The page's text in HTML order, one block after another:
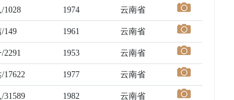
1028 1974 云南省
149 1961 云南省
2291 1953 云南省
17622 1977 云南省
31589 1982 云南省